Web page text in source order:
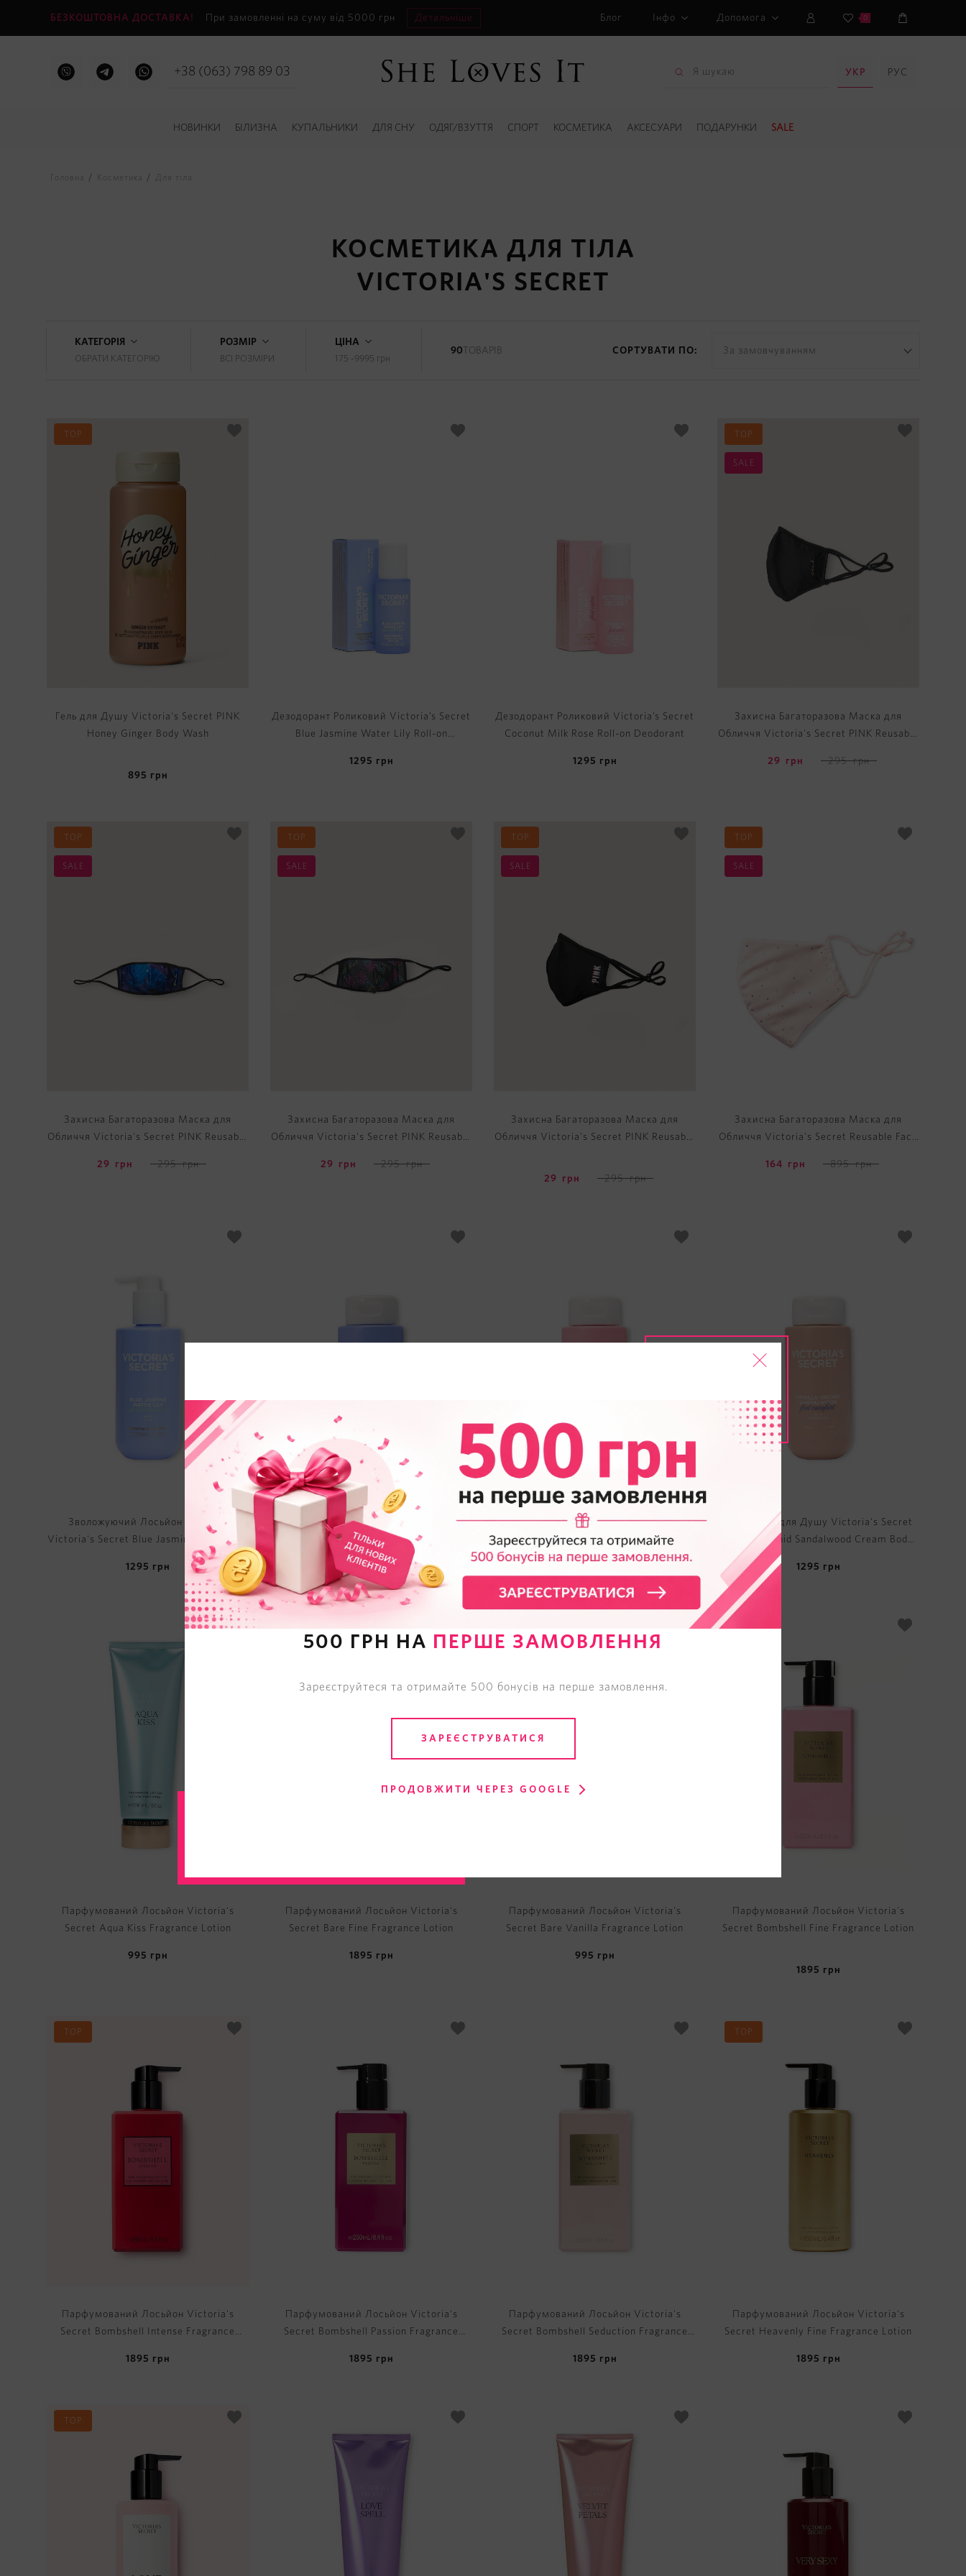
+38 (063) 798 89 03 УКР РУС
БЕЗКОШТОВНА ДОСТАВКА! При замовленні на суму від 5000 грн Детальніше Блог Інфо Допомога 0
НОВИНКИ БІЛИЗНА КУПАЛЬНИКИ ДЛЯ СНУ ОДЯГ/ВЗУТТЯ СПОРТ КОСМЕТИКА АКСЕСУАРИ ПОДАРУНКИ SALE
Головна Косметика Для тіла
КОСМЕТИКА ДЛЯ ТІЛА
VICTORIA'S SECRET
КАТЕГОРІЯ
ОБРАТИ КАТЕГОРІЮ
РОЗМІР
ВСІ РОЗМІРИ
ЦІНА
175 -9995 грн
90ТОВАРІВ СОРТУВАТИ ПО: За замовчуванням
TOP
Гель для Душу Victoria's Secret PINK
Honey Ginger Body Wash
895 грн
Дезодорант Роликовий Victoria’s Secret
Blue Jasmine Water Lily Roll-on
1295 грн
Дезодорант Роликовий Victoria’s Secret
Coconut Milk Rose Roll-on Deodorant
1295 грн
TOP
SALE
Захисна Багаторазова Маска для
Обличчя Victoria's Secret PINK Reusable
29
грн 295грн
TOP
SALE
Захисна Багаторазова Маска для
Обличчя Victoria's Secret PINK Reusable
29
грн 295грн
TOP
SALE
Захисна Багаторазова Маска для
Обличчя Victoria's Secret PINK Reusable
29
грн 295грн
TOP
SALE
Захисна Багаторазова Маска для
Обличчя Victoria's Secret PINK Reusable
29 грн 295грн
TOP
SALE
Захисна Багаторазова Маска для
Обличчя Victoria's Secret Reusable Face
164 грн 895грн
Зволожуючий Лосьйон для Тіла
Victoria's Secret Blue Jasmine Water Lily
Hydrating Body Lotion
1295 грн
Крем-Гель для Душу Victoria's Secret
Blue Jasmine Water Lily Cream Body
Wash
1295грн
Крем-Гель для Душу Victoria's Secret
Coconut Milk Rose Cream Body Wash
1295
Крем-Гель для Душу Victoria's Secret
Vanilla Orchid Sandalwood Cream Body
1295 грн
Парфумований Лосьйон Victoria's
Secret Aqua Kiss Fragrance Lotion
995 грн
TOP
Парфумований Лосьйон Victoria's
Secret Bare Fine Fragrance Lotion
1895 грн
Парфумований Лосьйон Victoria's
Secret Bare Vanilla Fragrance Lotion
995 грн
TOP
Парфумований Лосьйон Victoria's
Secret Bombshell Fine Fragrance Lotion
1895 грн
TOP
Парфумований Лосьйон Victoria's
Secret Bombshell Intense Fragrance
1895 грн
Парфумований Лосьйон Victoria's
Secret Bombshell Passion Fragrance
1895 грн
Парфумований Лосьйон Victoria's
Secret Bombshell Seduction Fragrance
1895 грн
TOP
Парфумований Лосьйон Victoria's
Secret Heavenly Fine Fragrance Lotion
1895 грн
TOP
500 ГРН НА ПЕРШЕ ЗАМОВЛЕННЯ
Зареєструйтеся та отримайте 500 бонусів на перше замовлення.
ЗАРЕЄСТРУВАТИСЯ
ПРОДОВЖИТИ ЧЕРЕЗ GOOGLE